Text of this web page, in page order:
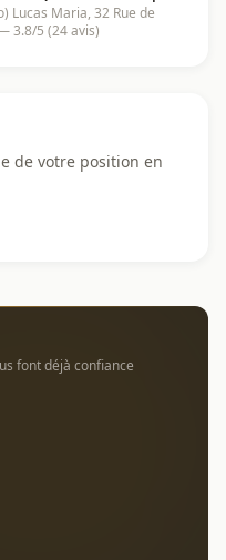
Lucas Maria, 32 Rue de
3.8/5 (24 avis)
de votre position en
font déjà confiance